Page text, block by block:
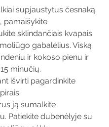
supjaustytus česnaką
pamaišykite
sklindančiais kvapais
gabalėlius. Viską
ir kokoso pienu ir
minučių.
išvirti pagardinkite
ją sumalkite
Patiekite dubenėlyje su